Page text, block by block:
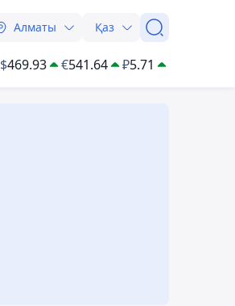
Алматы Қаз
$469.93 €541.64 ₽5.71